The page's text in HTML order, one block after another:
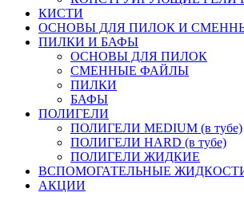
КИСТИ
ОСНОВЫ ДЛЯ ПИЛОК И
ПИЛКИ И БАФЫ
ОСНОВЫ ДЛЯ ПИЛОК
СМЕННЫЕ ФАЙЛЫ
ПИЛКИ
БАФЫ
ПОЛИГЕЛИ
ПОЛИГЕЛИ MEDIUM (в тубе)
ПОЛИГЕЛИ HARD (в тубе)
ПОЛИГЕЛИ ЖИДКИЕ
ВСПОМОГАТЕЛЬНЫЕ
АКЦИИ